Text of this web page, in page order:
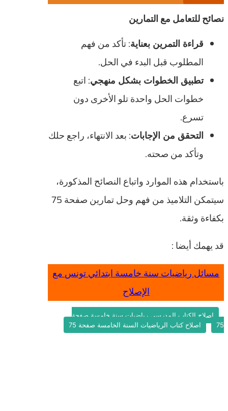
نصائح للتعامل مع التمارين
قراءة التمرين بعناية: تأكد من فهم
المطلوب قبل البدء في الحل.
تطبيق الخطوات بشكل منهجي: اتبع
خطوات الحل واحدة تلو الأخرى دون
تسرع.
التحقق من الإجابات: بعد الانتهاء، راجع حلك
وتأكد من صحته.
باستخدام هذه الموارد واتباع النصائح المذكورة،
سيتمكن التلاميذ من فهم وحل تمارين صفحة 75
بكفاءة وثقة.
قد يهمك أيضا :
مسائل رياضيات سنة خامسة ابتدائي تونس مع
الإصلاح
إصلاح الكتاب المدرسي رياضيات سنة خامسة صفحة
75
اصلاح كتاب الرياضيات السنة الخامسة صفحة 75